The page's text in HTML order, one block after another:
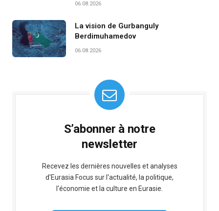
06.08.2026
La vision de Gurbanguly
Berdimuhamedov
06.08.2026
S’abonner à notre
newsletter
Recevez les dernières nouvelles et analyses
d'Eurasia Focus sur l'actualité, la politique,
l'économie et la culture en Eurasie.